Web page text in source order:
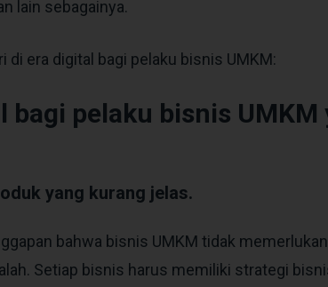
lain sebagainya.
era digital bagi pelaku bisnis UMKM:
bagi pelaku bisnis UMKM
yang kurang jelas.
bahwa bisnis UMKM tidak
Setiap bisnis harus memiliki strategi